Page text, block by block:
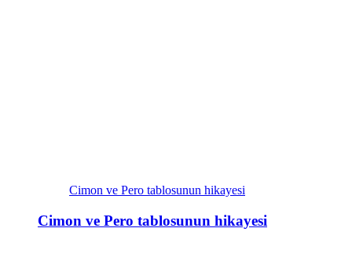
Cimon ve Pero tablosunun hikayesi
Cimon ve Pero tablosunun hikayesi